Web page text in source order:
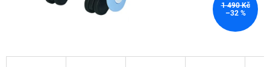
1 490 Kč
–32 %